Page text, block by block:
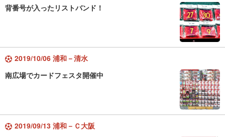
背番号が入ったリストバンド！
2019/10/06 浦和－清水
南広場でカードフェスタ開催中
2019/09/13 浦和－Ｃ大阪